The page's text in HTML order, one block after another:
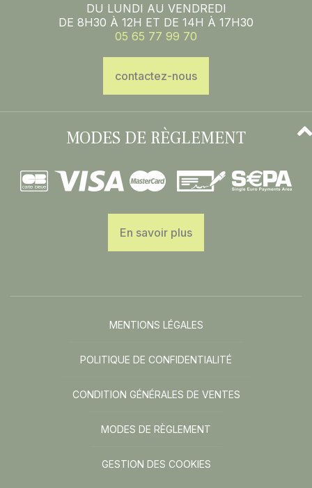
DU LUNDI AU VENDREDI
DE 8H30 À 12H ET DE 14H À 17H30
05 65 77 99 70
contactez-nous
MODES DE RÈGLEMENT
En savoir plus
MENTIONS LÉGALES
POLITIQUE DE CONFIDENTIALITÉ
CONDITION GÉNÉRALES DE VENTES
MODES DE RÈGLEMENT
GESTION DES COOKIES